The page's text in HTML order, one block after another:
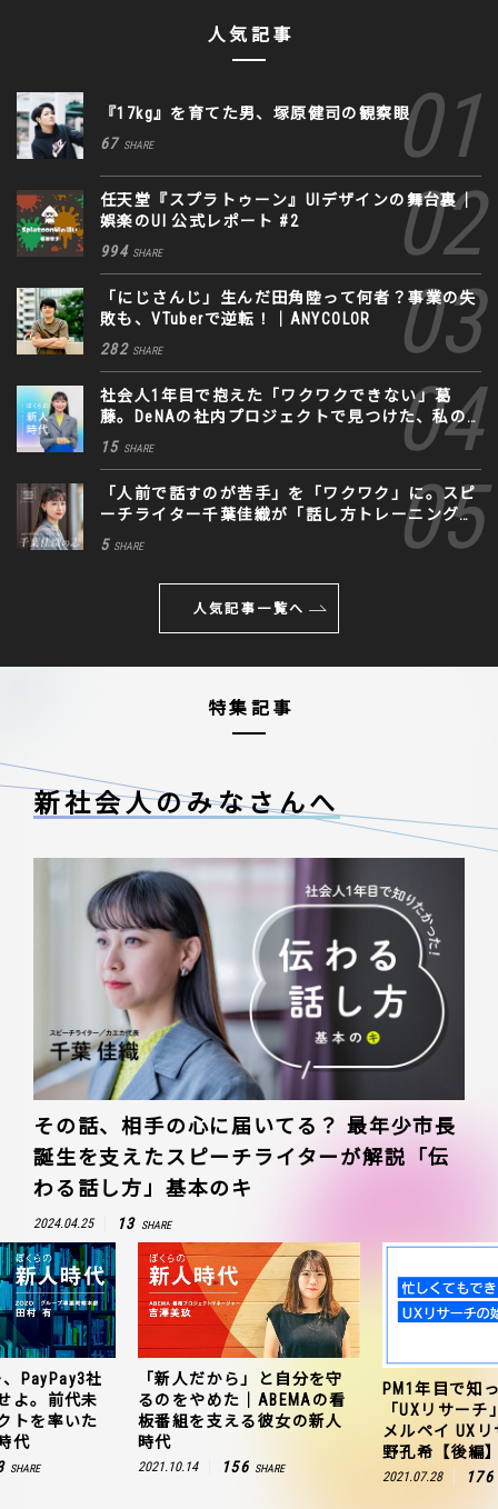
人気記事
『17kg』を育てた男、塚原健司の観察眼
67 SHARE
任天堂『スプラトゥーン』UIデザインの舞台裏｜
娯楽のUI 公式レポート #2
994 SHARE
「にじさんじ」生んだ田角陸って何者？事業の失
敗も、VTuberで逆転！｜ANYCOLOR
282 SHARE
社会人1年目で抱えた「ワクワクできない」葛
藤。DeNAの社内プロジェクトで見つけた、私の
生きる道
15 SHARE
「人前で話すのが苦手」を「ワクワク」に。スピ
ーチライター千葉佳織が「話し方トレーニング」
に込めた思い
5 SHARE
人気記事一覧へ
特集記事
新社会人のみなさんへ
その話、相手の心に届いてる？ 最年少市長
誕生を支えたスピーチライターが解説「伝
わる話し方」基本のキ
2024.04.25 13 SHARE
PayPay3社
よ。前代未
トを率いた
代
SHARE
「新人だから」と自分を守
るのをやめた｜ABEMAの看
板番組を支える彼女の新人
時代
2021.10.14 156 SHARE
PM1年目で知
「UXリサー
メルペイ UX
野孔希【後編
2021.07.28 176